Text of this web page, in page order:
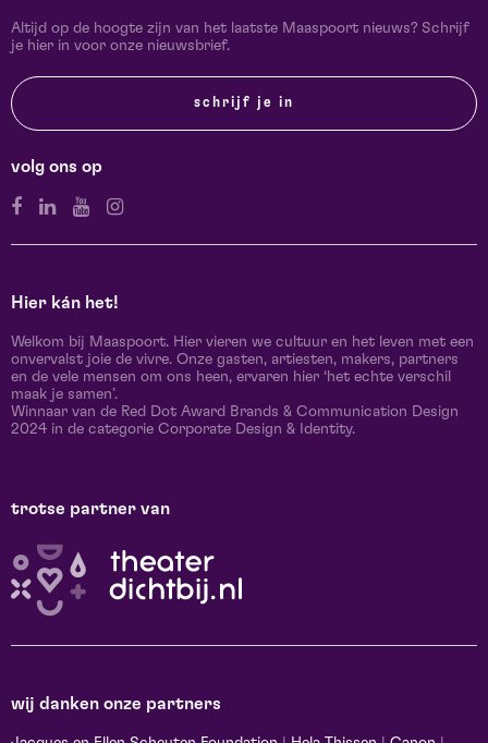
Altijd op de hoogte zijn van het laatste Maaspoort nieuws? Schrijf
je hier in voor onze nieuwsbrief.
schrijf je in
volg ons op
Hier kán het!
Welkom bij Maaspoort. Hier vieren we cultuur en het leven met een
onvervalst joie de vivre. Onze gasten, artiesten, makers, partners
en de vele mensen om ons heen, ervaren hier ‘het echte verschil
maak je samen’.
Winnaar van de Red Dot Award Brands & Communication Design
2024 in de categorie Corporate Design & Identity.
trotse partner van
wij danken onze partners